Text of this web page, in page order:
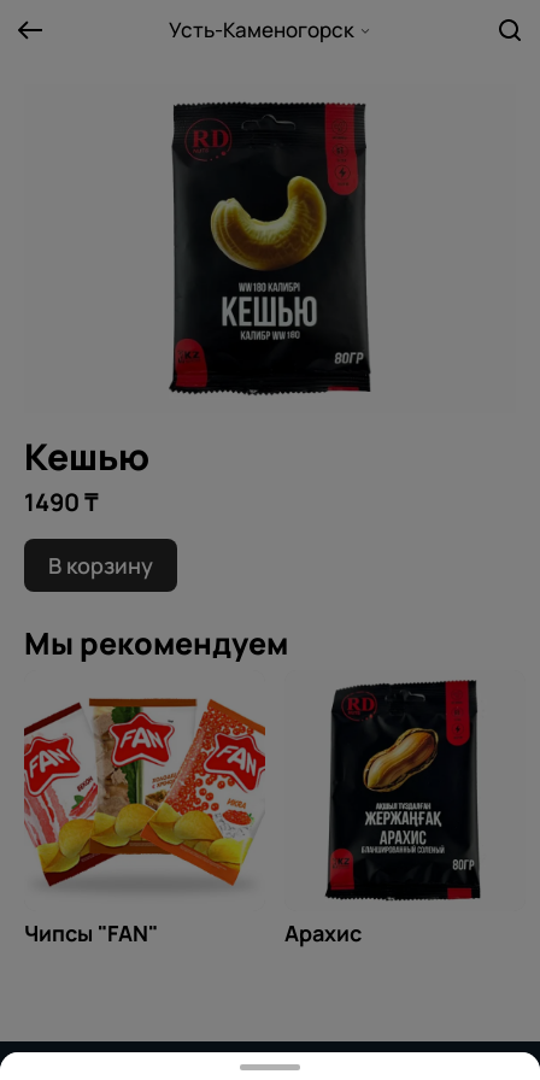
Усть-Каменогорск
Кешью
1490 ₸
В корзину
Мы рекомендуем
Чипсы "FAN" Арахис